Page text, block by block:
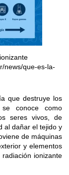
news/que-es-la-
que destruye los
conoce como
seres vivos, de
al dañar el tejido y
de máquinas
y elementos
ionizante